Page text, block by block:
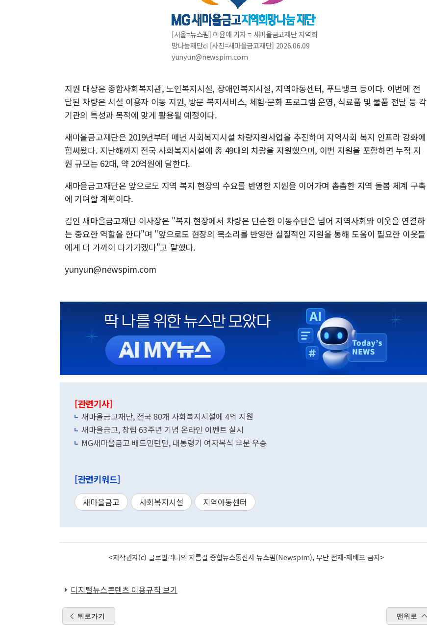
[서울=뉴스핌] 이윤애 기자 = 새마을금고재단 지역희
망나눔재단ci [사진=새마을금고재단] 2026.06.09
yunyun@newspim.com
지원 대상은 종합사회복지관, 노인복지시설, 장애인복지시설, 지역아동센터, 푸드뱅크 등이다. 이번에 전
달된 차량은 시설 이용자 이동 지원, 방문 복지서비스, 체험·문화 프로그램 운영, 식료품 및 물품 전달 등 각
기관의 특성과 목적에 맞게 활용될 예정이다.
새마을금고재단은 2019년부터 매년 사회복지시설 차량지원사업을 추진하며 지역사회 복지 인프라 강화에
힘써왔다. 지난해까지 전국 사회복지시설에 총 49대의 차량을 지원했으며, 이번 지원을 포함하면 누적 지
원 규모는 62대, 약 20억원에 달한다.
새마을금고재단은 앞으로도 지역 복지 현장의 수요를 반영한 지원을 이어가며 촘촘한 지역 돌봄 체계 구축
에 기여할 계획이다.
김인 새마을금고재단 이사장은 "복지 현장에서 차량은 단순한 이동수단을 넘어 지역사회와 이웃을 연결하
는 중요한 역할을 한다"며 "앞으로도 현장의 목소리를 반영한 실질적인 지원을 통해 도움이 필요한 이웃들
에게 더 가까이 다가가겠다"고 말했다.
yunyun@newspim.com
[관련기사]
새마을금고재단, 전국 80개 사회복지시설에 4억 지원
새마을금고, 창립 63주년 기념 온라인 이벤트 실시
MG새마을금고 배드민턴단, 대통령기 여자복식 부문 우승
[관련키워드]
새마을금고 사회복지시설 지역아동센터
<저작권자(c) 글로벌리더의 지름길 종합뉴스통신사 뉴스핌(Newspim), 무단 전재-재배포 금지>
디지털뉴스콘텐츠 이용규칙 보기
뒤로가기 맨위로